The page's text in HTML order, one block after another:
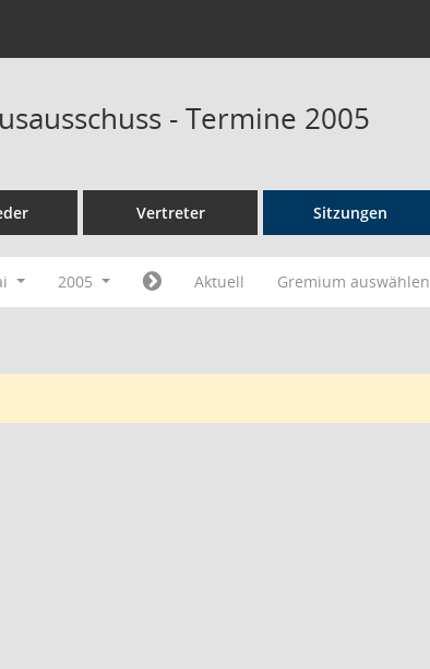
- Termine 2005
Vertreter Sitzungen
2005 Aktuell Gremium auswählen